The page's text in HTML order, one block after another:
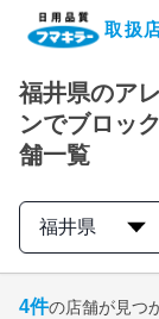
取扱
企業・IR
オンライ
福井県のア
ンでブロッ
舗一覧
福井県
4件の店舗が見つ